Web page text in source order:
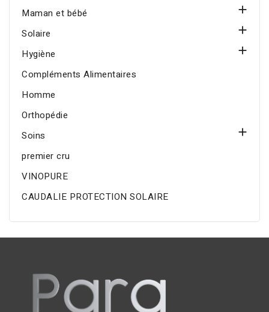
Maman et bébé

Solaire

Hygiène

Compléments Alimentaires
Homme
Orthopédie
Soins

premier cru
VINOPURE
CAUDALIE PROTECTION SOLAIRE